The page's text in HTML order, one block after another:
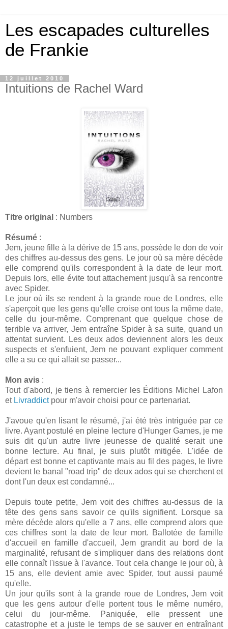
Les escapades culturelles
de Frankie
12 juillet 2010
Intuitions de Rachel Ward
Titre original : Numbers
Résumé :
Jem, jeune fille à la dérive de 15 ans, possède le don de voir
des chiffres au-dessus des gens. Le jour où sa mère décède
elle comprend qu'ils correspondent à la date de leur mort.
Depuis lors, elle évite tout attachement jusqu'à sa rencontre
avec Spider.
Le jour où ils se rendent à la grande roue de Londres, elle
s'aperçoit que les gens qu'elle croise ont tous la même date,
celle du jour-même. Comprenant que quelque chose de
terrible va arriver, Jem entraîne Spider à sa suite, quand un
attentat survient. Les deux ados deviennent alors les deux
suspects et s'enfuient, Jem ne pouvant expliquer comment
elle a su ce qui allait se passer...
Mon avis :
Tout d'abord, je tiens à remercier les Éditions Michel Lafon
et Livraddictpour m'avoir choisi pour ce partenariat.
J'avoue qu'en lisant le résumé, j'ai été très intriguée par ce
livre. Ayant postulé en pleine lecture d'Hunger Games, je me
suis dit qu'un autre livre jeunesse de qualité serait une
bonne lecture. Au final, je suis plutôt mitigée. L'idée de
départ est bonne et captivante mais au fil des pages, le livre
devient le banal "road trip" de deux ados qui se cherchent et
dont l'un deux est condamné...
Depuis toute petite, Jem voit des chiffres au-dessus de la
tête des gens sans savoir ce qu'ils signifient. Lorsque sa
mère décède alors qu'elle a 7 ans, elle comprend alors que
ces chiffres sont la date de leur mort. Ballotée de famille
d'accueil en famille d'accueil, Jem grandit au bord de la
marginalité, refusant de s'impliquer dans des relations dont
elle connaît l'issue à l'avance. Tout cela change le jour où, à
15 ans, elle devient amie avec Spider, tout aussi paumé
qu'elle.
Un jour qu'ils sont à la grande roue de Londres, Jem voit
que les gens autour d'elle portent tous le même numéro,
celui du jour-même. Paniquée, elle pressent une
catastrophe et a juste le temps de se sauver en entraînant